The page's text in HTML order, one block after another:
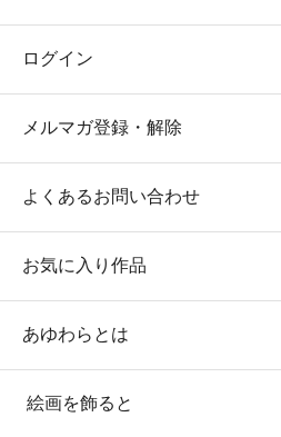
ログイン
メルマガ登録・解除
よくあるお問い合わせ
お気に入り作品
あゆわらとは
絵画を飾ると